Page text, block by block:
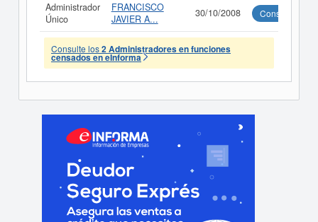
Administrador
Único
FRANCISCO
JAVIER A...
30/10/2008 Consultar
Consulte los2 Administradores en funciones
censados en eInforma